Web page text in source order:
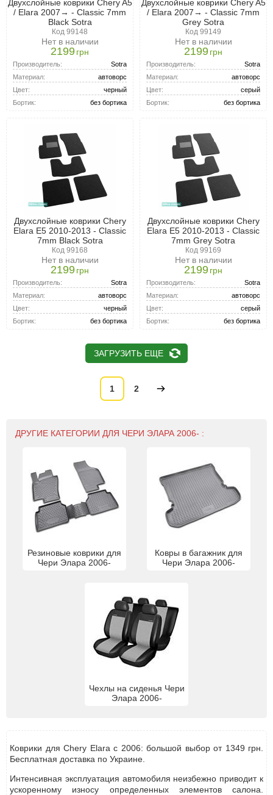
Двухслойные коврики Chery A5
/ Elara 2007→ - Classic 7mm
Black Sotra
Код 99148
Нет в наличии
2199грн
Производитель:
Sotra
Материал:
автоворс
Цвет:
черный
Бортик:
без бортика
Двухслойные коврики Chery A5
/ Elara 2007→ - Classic 7mm
Grey Sotra
Код 99149
Нет в наличии
2199грн
Производитель:
Sotra
Материал:
автоворс
Цвет:
серый
Бортик:
без бортика
Двухслойные коврики Chery
Elara E5 2010-2013 - Classic
7mm Black Sotra
Код 99168
Нет в наличии
2199грн
Производитель:
Sotra
Материал:
автоворс
Цвет:
черный
Бортик:
без бортика
Двухслойные коврики Chery
Elara E5 2010-2013 - Classic
7mm Grey Sotra
Код 99169
Нет в наличии
2199грн
Производитель:
Sotra
Материал:
автоворс
Цвет:
серый
Бортик:
без бортика
ЗАГРУЗИТЬ ЕЩЕ
1 2
ДРУГИЕ КАТЕГОРИИ ДЛЯ ЧЕРИ ЭЛАРА 2006- :
Резиновые коврики для
Чери Элара 2006-
Ковры в багажник для
Чери Элара 2006-
Чехлы на сиденья Чери
Элара 2006-
Коврики для Chery Elara с 2006: большой выбор от 1349 грн.
Бесплатная доставка по Украине.
Интенсивная эксплуатация автомобиля неизбежно приводит к
ускоренному износу определенных элементов салона.